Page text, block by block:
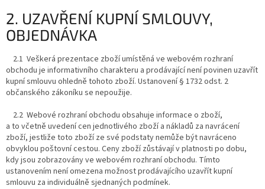
2. UZAVŘENÍ KUPNÍ SMLOUVY,
OBJEDNÁVKA
2.1 Veškerá prezentace zboží umístěná ve webovém rozhraní
obchodu je informativního charakteru a prodávající není povinen uzavřít
kupní smlouvu ohledně tohoto zboží. Ustanovení § 1732 odst. 2
občanského zákoníku se nepoužije.
2.2 Webové rozhraní obchodu obsahuje informace o zboží,
a to včetně uvedení cen jednotlivého zboží a nákladů za navrácení
zboží, jestliže toto zboží ze své podstaty nemůže být navráceno
obvyklou poštovní cestou. Ceny zboží zůstávají v platnosti po dobu,
kdy jsou zobrazovány ve webovém rozhraní obchodu. Tímto
ustanovením není omezena možnost prodávajícího uzavřít kupní
smlouvu za individuálně sjednaných podmínek.